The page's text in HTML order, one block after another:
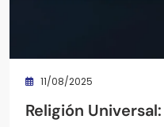
11/08/2025
Religión